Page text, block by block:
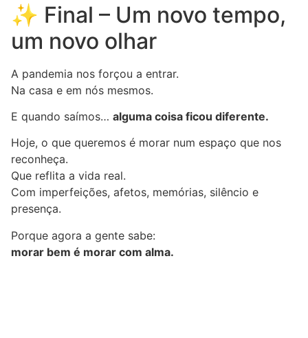
✨ Final – Um novo tempo,
um novo olhar
A pandemia nos forçou a entrar.
Na casa e em nós mesmos.
E quando saímos… alguma coisa ficou diferente.
Hoje, o que queremos é morar num espaço que nos
reconheça.
Que reflita a vida real.
Com imperfeições, afetos, memórias, silêncio e
presença.
Porque agora a gente sabe:
morar bem é morar com alma.